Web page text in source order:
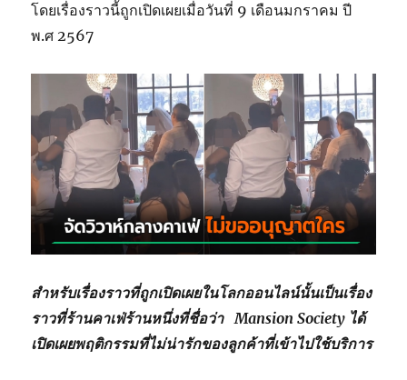
โดยเรื่องราวนี้ถูกเปิดเผยเมื่อวันที่ 9 เดือนมกราคม ปี
พ.ศ 2567
สำหรับเรื่องราวที่ถูกเปิดเผยในโลกออนไลน์นั้นเป็นเรื่อง
ราวที่ร้านคาเฟ่ร้านหนึ่งที่ชื่อว่า Mansion Society ได้
เปิดเผยพฤติกรรมที่ไม่น่ารักของลูกค้าที่เข้าไปใช้บริการ